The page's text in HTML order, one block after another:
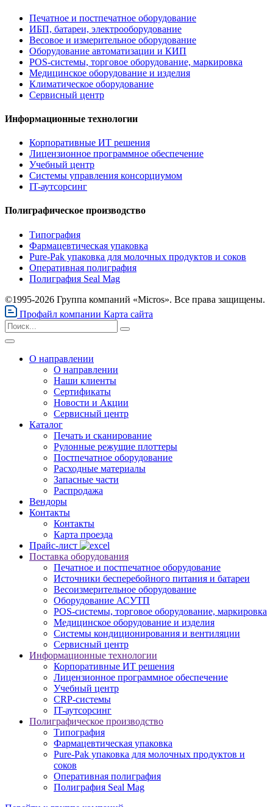
Печатное и постпечатное оборудование
ИБП, батареи, электрооборудование
Весовое и измерительное оборудование
Оборудование автоматизации и КИП
POS-системы, торговое оборудование, маркировка
Медицинское оборудование и изделия
Климатическое оборудование
Сервисный центр
Информационные технологии
Корпоративные ИТ решения
Лицензионное программное обеспечение
Учебный центр
Системы управления консорциумом
IT-аутсорсинг
Полиграфическое производство
Типография
Фармацевтическая упаковка
Pure-Pak упаковка для молочных продуктов и соков
Оперативная полиграфия
Полиграфия Seal Mag
©1995-2026 Группа компаний «Micros». Все права защищены.
Профайл компании Карта сайта
О направлении
О направлении
Наши клиенты
Сертификаты
Новости и Акции
Сервисный центр
Каталог
Печать и сканирование
Рулонные режущие плоттеры
Постпечатное оборудование
Расходные материалы
Запасные части
Распродажа
Вендоры
Контакты
Контакты
Карта проезда
Прайс-лист
Поставка оборудования
Печатное и постпечатное оборудование
Источники бесперебойного питания и батареи
Весоизмерительное оборудование
Оборудование АСУТП
POS-системы, торговое оборудование, маркировка
Медицинское оборудование и изделия
Системы кондиционирования и вентиляции
Сервисный центр
Информационные технологии
Корпоративные ИТ решения
Лицензионное программное обеспечение
Учебный центр
CRP-системы
IT-аутсорсинг
Полиграфическое производство
Типография
Фармацевтическая упаковка
Pure-Pak упаковка для молочных продуктов и
соков
Оперативная полиграфия
Полиграфия Seal Mag